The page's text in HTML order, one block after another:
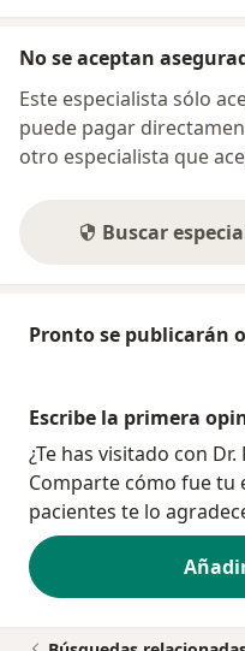
No se aceptan
Este especialista sólo
puede pagar
otro especialista que
Buscar
Pronto se publicarán
Escribe la primera
¿Te has visitado con
Comparte cómo fue tu
pacientes te lo